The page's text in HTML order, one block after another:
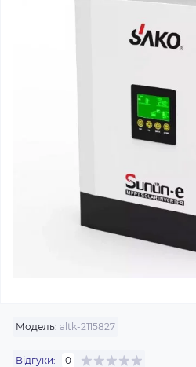
Модель: altk-2115827
Відгуки: 0